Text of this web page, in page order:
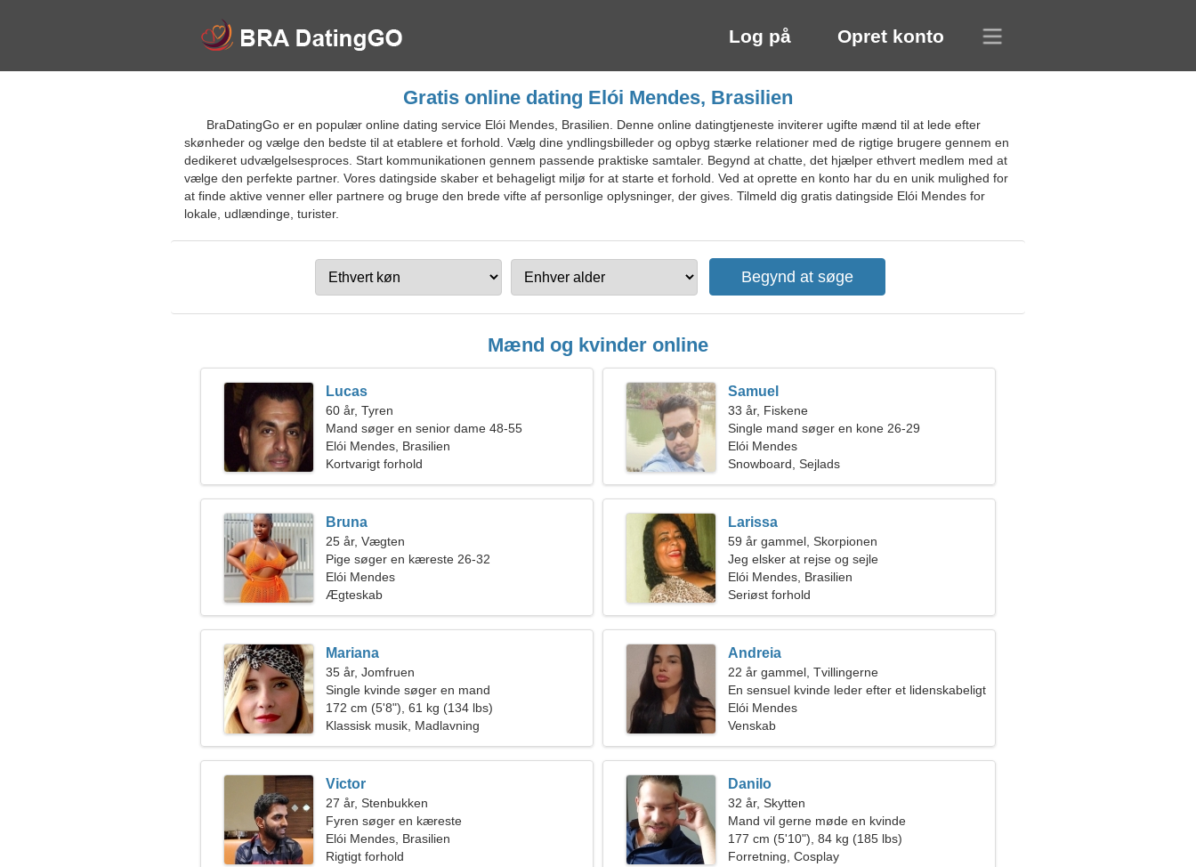
Log på Opret konto
Gratis online dating Elói Mendes, Brasilien
BraDatingGo er en populær online dating service Elói Mendes, Brasilien. Denne online datingtjeneste inviterer ugifte mænd til at lede efter
skønheder og vælge den bedste til at etablere et forhold. Vælg dine yndlingsbilleder og opbyg stærke relationer med de rigtige brugere gennem en
dedikeret udvælgelsesproces. Start kommunikationen gennem passende praktiske samtaler. Begynd at chatte, det hjælper ethvert medlem med at
vælge den perfekte partner. Vores datingside skaber et behageligt miljø for at starte et forhold. Ved at oprette en konto har du en unik mulighed for
at finde aktive venner eller partnere og bruge den brede vifte af personlige oplysninger, der gives. Tilmeld dig gratis datingside Elói Mendes for
lokale, udlændinge, turister.
Mænd og kvinder online
Lucas
60 år, Tyren
Mand søger en senior dame 48-55
Elói Mendes, Brasilien
Kortvarigt forhold
Samuel
33 år, Fiskene
Single mand søger en kone 26-29
Elói Mendes
Snowboard, Sejlads
Bruna
25 år, Vægten
Pige søger en kæreste 26-32
Elói Mendes
Ægteskab
Larissa
59 år gammel, Skorpionen
Jeg elsker at rejse og sejle
Elói Mendes, Brasilien
Seriøst forhold
Mariana
35 år, Jomfruen
Single kvinde søger en mand
172 cm (5'8"), 61 kg (134 lbs)
Klassisk musik, Madlavning
Andreia
22 år gammel, Tvillingerne
En sensuel kvinde leder efter et lidenskabeligt
forhold
Elói Mendes
Venskab
Victor
27 år, Stenbukken
Fyren søger en kæreste
Elói Mendes, Brasilien
Rigtigt forhold
Danilo
32 år, Skytten
Mand vil gerne møde en kvinde
177 cm (5'10"), 84 kg (185 lbs)
Forretning, Cosplay